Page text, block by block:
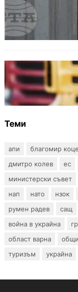
на
Нови
Теми
апи благомир
дмитро колев
ес
министерски съвет
нап
нато нзок
румен радев
сащ
война в украйна
област варна
туризъм
украйна